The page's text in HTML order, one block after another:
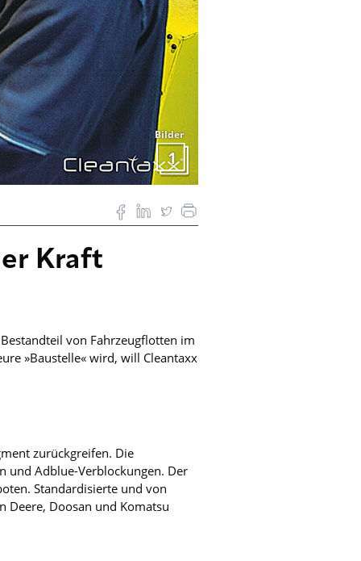
Bilder
1
Kraft
von Fahrzeugflotten im
»Baustelle« wird, will Cleantaxx
zurückgreifen. Die
und Adblue-Verblockungen. Der
Standardisierte und von
Deere, Doosan und Komatsu